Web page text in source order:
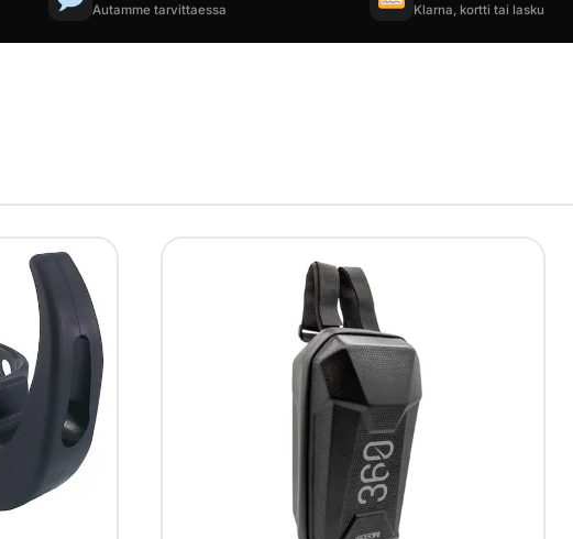
Autamme tarvittaessa Klarna, kortti tai lasku